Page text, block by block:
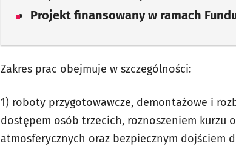
Projekt finansowany w ramach
Zakres prac obejmuje w szczególności:
1) roboty przygotowawcze, demontażowe i
dostępem osób trzecich, roznoszeniem kurzu
atmosferycznych oraz bezpiecznym dojściem